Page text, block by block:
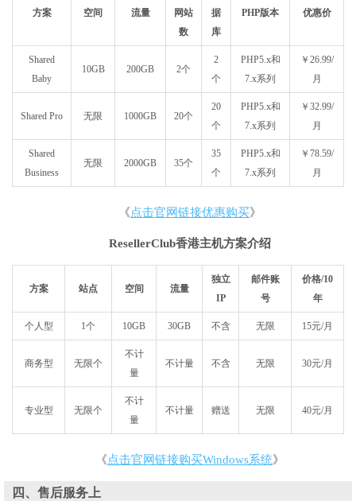
方案 空间 流量
网站
数
据
库
PHP版本 优惠价
Shared
Baby
10GB 200GB 2个
2
个
PHP5.x和
7.x系列
￥26.99/
月
Shared Pro 无限 1000GB 20个
20
个
PHP5.x和
7.x系列
￥32.99/
月
Shared
Business
无限 2000GB 35个
35
个
PHP5.x和
7.x系列
￥78.59/
月
《点击官网链接优惠购买》
ResellerClub香港主机方案介绍
方案 站点 空间 流量
独立
IP
邮件账
号
价格/10
年
个人型 1个 10GB 30GB 不含 无限 15元/月
商务型 无限个
不计
量
不计量 不含 无限 30元/月
专业型 无限个
不计
量
不计量 赠送 无限 40元/月
《点击官网链接购买Windows系统》
四、售后服务上